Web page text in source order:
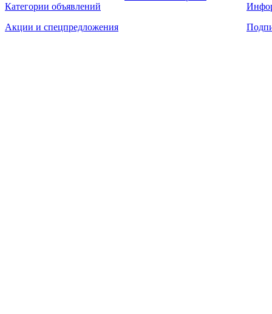
Категории объявлений
Акции и спецпредложения